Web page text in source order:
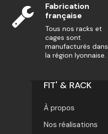
Fabrication
française
Tous nos racks et
cages sont
manufacturés dans
la région lyonnaise.
FIT' & RACK
À propos
Nos réalisations